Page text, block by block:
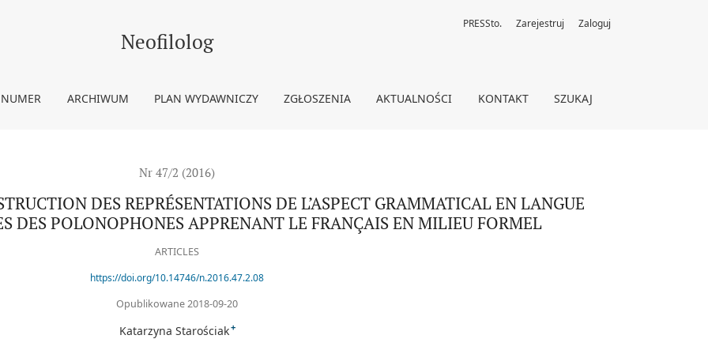
DE L’ASPECT GRAMMATICAL EN LANGUE ÉTRANGÈRE : STRATÉGIES DES POLONOPHONES APPRENANT LE FRANÇAIS
Neofilolog
ARCHIWUM PLAN WYDAWNICZY ZGŁOSZENIA AKTUALNOŚCI KONTAKT SZUKAJ
PRESSto. Zarejestruj Zaloguj
Nr 47/2 (2016)
DES REPRÉSENTATIONS DE L’ASPECT GRAMMATICAL EN LANGUE
DES POLONOPHONES APPRENANT LE FRANÇAIS EN MILIEU FORMEL
ARTICLES
https://doi.org/10.14746/n.2016.47.2.08
Opublikowane 2018-09-20
Katarzyna Starościak +